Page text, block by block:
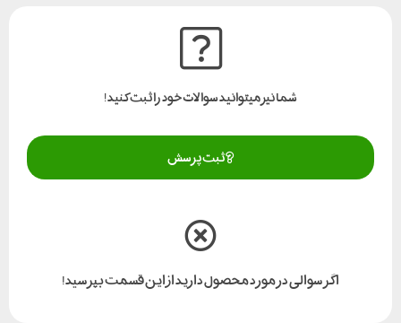
شما نیز میتوانید سوالات خود را ثبت کنید!
ثبت پرسش
اگر سوالی در مورد محصول دارید از این قسمت بپرسید!